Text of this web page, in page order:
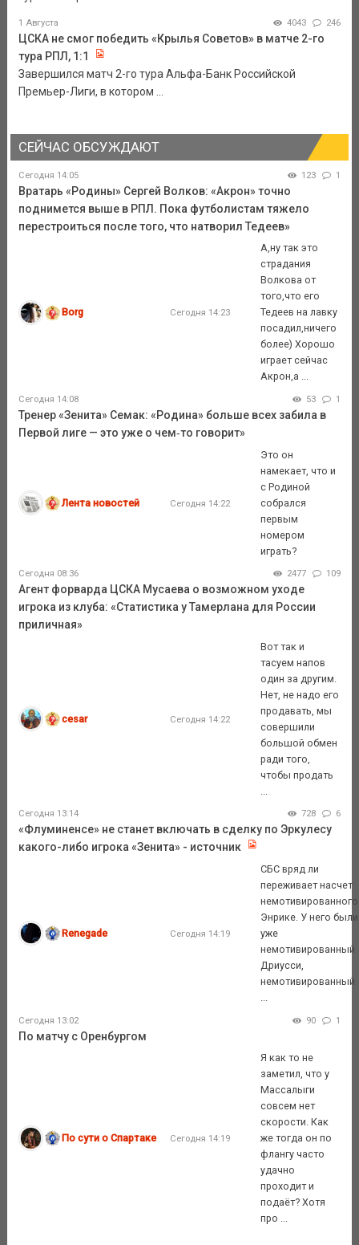
1 Августа 4043 246
ЦСКА не смог победить «Крылья Советов» в матче 2-го
тура РПЛ, 1:1
Завершился матч 2-го тура Альфа-Банк Российской
Премьер-Лиги, в котором ...
СЕЙЧАС ОБСУЖДАЮТ
Сегодня 14:05 123 1
Вратарь «Родины» Сергей Волков: «Акрон» точно
поднимется выше в РПЛ. Пока футболистам тяжело
перестроиться после того, что натворил Тедеев»
Borg Сегодня 14:23
А,ну так это
страдания
Волкова от
того,что его
Тедеев на лавку
посадил,ничего
более) Хорошо
играет сейчас
Акрон,а ...
Сегодня 14:08 53 1
Тренер «Зенита» Семак: «Родина» больше всех забила в
Первой лиге — это уже о чем‑то говорит»
Лента новостей Сегодня 14:22
Это он
намекает, что и
с Родиной
собрался
первым
номером
играть?
Сегодня 08:36 2477 109
Агент форварда ЦСКА Мусаева о возможном уходе
игрока из клуба: «Статистика у Тамерлана для России
приличная»
cesar Сегодня 14:22
Вот так и
тасуем напов
один за другим.
Нет, не надо его
продавать, мы
совершили
большой обмен
ради того,
чтобы продать
Сегодня 13:14 728 6
«Флуминенсе» не станет включать в сделку по Эркулесу
какого-либо игрока «Зенита» - источник
Renegade Сегодня 14:19
СБС вряд ли
переживает насчет
немотивированного
Энрике. У него были
уже
немотивированный
Дриусси,
немотивированный
Сегодня 13:02 90 1
По матчу с Оренбургом
По сути о Спартаке Сегодня 14:19
Я как то не
заметил, что у
Массалыги
совсем нет
скорости. Как
же тогда он по
флангу часто
удачно
проходит и
подаёт? Хотя
про ...